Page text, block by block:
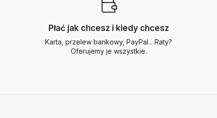
Płać jak chcesz i kiedy chcesz
Karta, przelew bankowy, PayPal... Raty?
Oferujemy je wszystkie.